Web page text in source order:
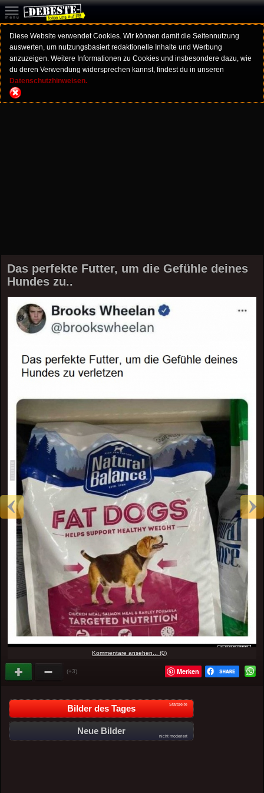
Diese Website verwendet Cookies. Wir können damit die Seitennutzung
auswerten, um nutzungsbasiert redaktionelle Inhalte und Werbung
anzuzeigen. Weitere Informationen zu Cookies und insbesondere dazu, wie
du deren Verwendung widersprechen kannst, findest du in unseren
Datenschutzhinweisen.
Das perfekte Futter, um die Gefühle deines
Hundes zu..
Kommentare ansehen... (0)
(+3) Merken
Bilder des Tages Startseite
Neue Bilder
nicht moderiert